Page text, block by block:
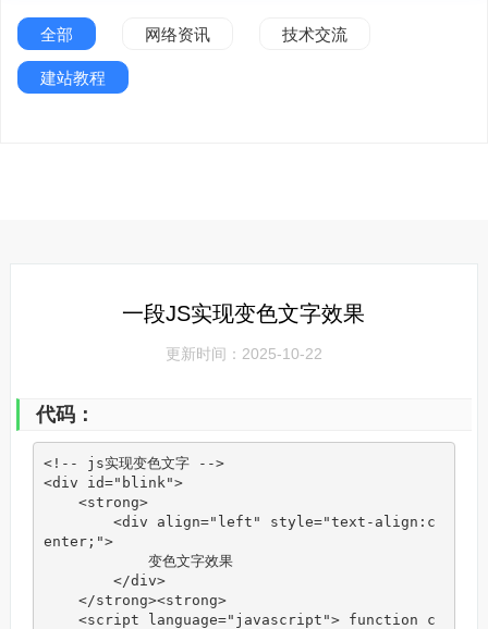
全部 网络资讯 技术交流
建站教程
一段JS实现变色文字效果
更新时间：2025-10-22
代码：
<!-- js实现变色文字 -->
<div id="blink">
<strong>
<div align="left" style="text-align:c
enter;">
变色文字效果
</div>
</strong><strong>
<script language="javascript"> function c